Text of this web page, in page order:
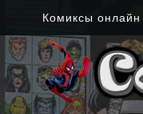
Комиксы онлайн